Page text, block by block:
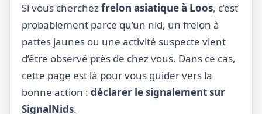
Si vous cherchezfrelon asiatique à Loos, c’est
probablement parce qu’un nid, un frelon à
pattes jaunes ou une activité suspecte vient
d’être observé près de chez vous. Dans ce cas,
cette page est là pour vous guider vers la
bonne action : déclarer le signalement sur
SignalNids.